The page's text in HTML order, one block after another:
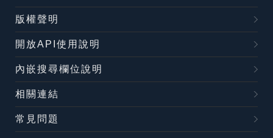
版權聲明
開放API使用說明
內嵌搜尋欄位說明
相關連結
常見問題